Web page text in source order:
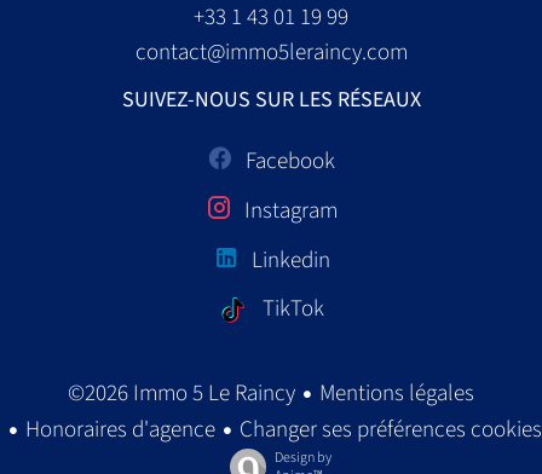
+33 1 43 01 19 99
contact@immo5leraincy.com
SUIVEZ-NOUS SUR LES RÉSEAUX
Facebook
Instagram
Linkedin
TikTok
©2026 Immo 5 Le Raincy
Mentions légales
Honoraires d'agence
Changer ses préférences cookies
Design by